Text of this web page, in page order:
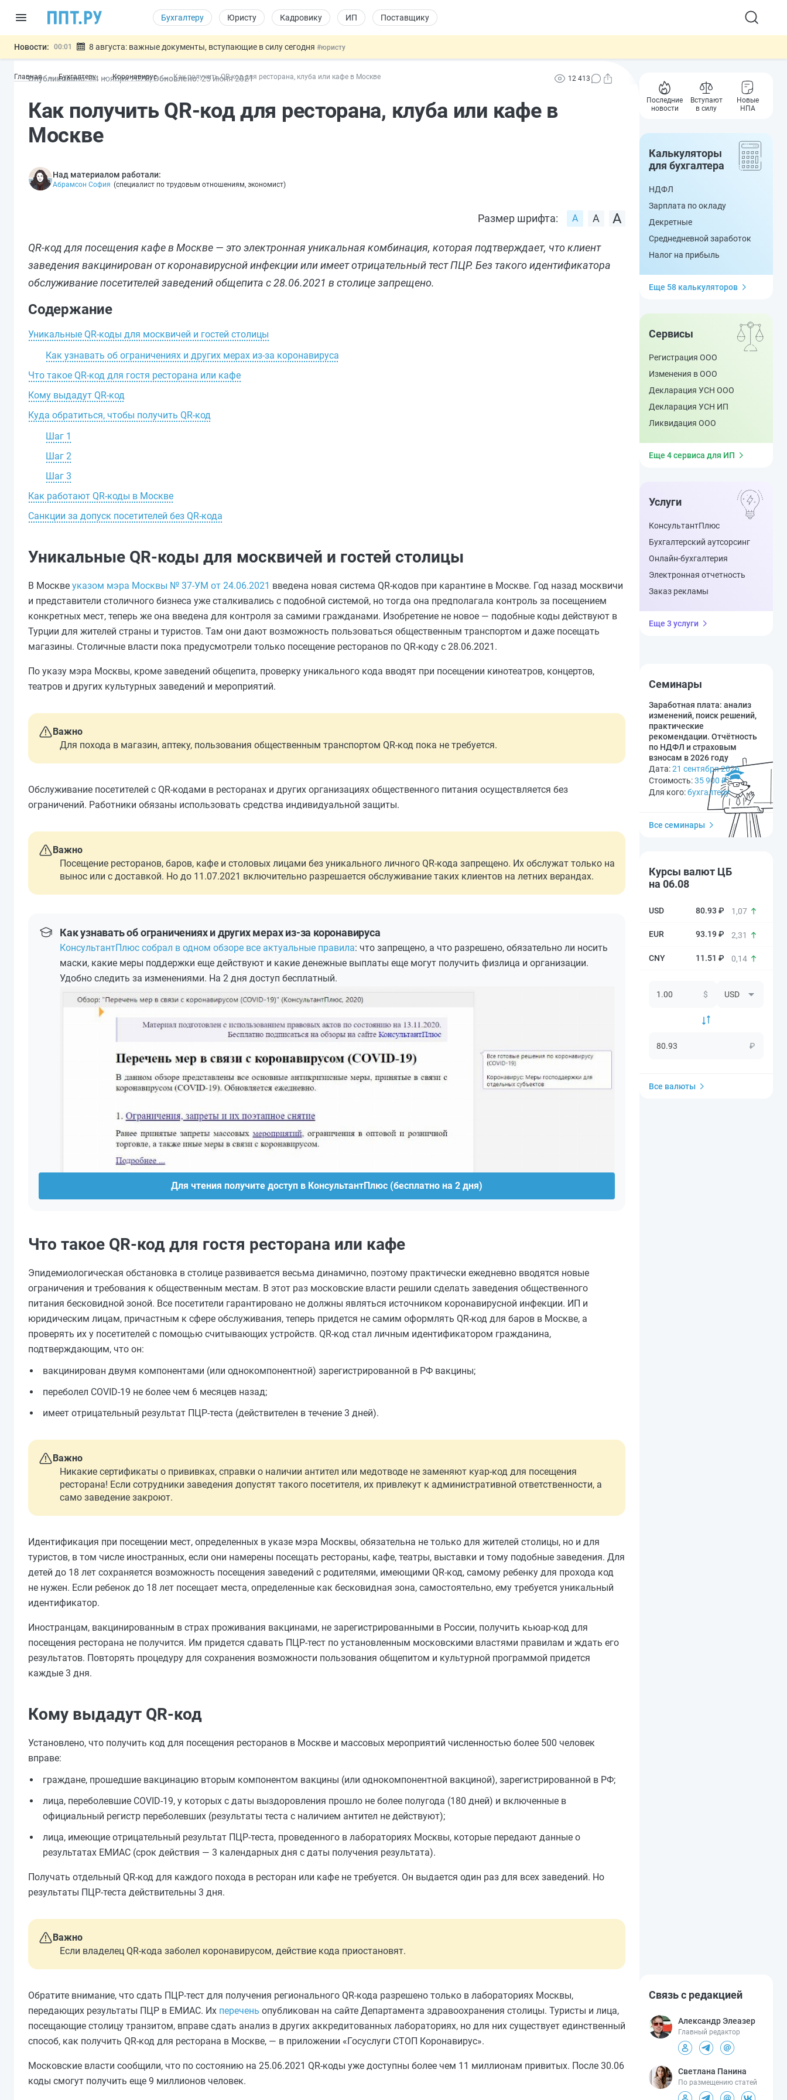
Бухгалтеру Юристу Кадровику ИП Поставщику
Новости: 00:01 8 августа: важные документы, вступающие в силу сегодня #юристу
07.08 Дистанционную работу беременных пропишут в ТК РФ#кадровику
07.08
Важно Разработают единые критерии трудовых и ГПХ-отношений#кадровику
Главная Бухгалтеру Коронавирус Как получить QR-код для ресторана, клуба или кафе в Москве
Опубликовано: 24 ноября2020 Обновлено: 25 июня2021 12 413
Как получить QR-код для ресторана, клуба или кафе в
Москве
Над материалом работали:
Абрамсон София (специалист по трудовым отношениям, экономист)
Размер шрифта:
QR-код для посещения кафе в Москве — это электронная уникальная комбинация, которая подтверждает, что клиент
заведения вакцинирован от коронавирусной инфекции или имеет отрицательный тест ПЦР. Без такого идентификатора
обслуживание посетителей заведений общепита с 28.06.2021 в столице запрещено.
Содержание
Уникальные QR-коды для москвичей и гостей столицы
Как узнавать об ограничениях и других мерах из-за коронавируса
Что такое QR-код для гостя ресторана или кафе
Кому выдадут QR-код
Куда обратиться, чтобы получить QR-код
Шаг 1
Шаг 2
Шаг 3
Как работают QR-коды в Москве
Санкции за допуск посетителей без QR-кода
Уникальные QR-коды для москвичей и гостей столицы
В Москве указом мэра Москвы № 37-УМ от 24.06.2021 введена новая система QR-кодов при карантине в Москве. Год назад москвичи
и представители столичного бизнеса уже сталкивались с подобной системой, но тогда она предполагала контроль за посещением
конкретных мест, теперь же она введена для контроля за самими гражданами. Изобретение не новое — подобные коды действуют в
Турции для жителей страны и туристов. Там они дают возможность пользоваться общественным транспортом и даже посещать
магазины. Столичные власти пока предусмотрели только посещение ресторанов по QR-коду с 28.06.2021.
По указу мэра Москвы, кроме заведений общепита, проверку уникального кода вводят при посещении кинотеатров, концертов,
театров и других культурных заведений и мероприятий.
Важно
Для похода в магазин, аптеку, пользования общественным транспортом QR-код пока не требуется.
Обслуживание посетителей с QR-кодами в ресторанах и других организациях общественного питания осуществляется без
ограничений. Работники обязаны использовать средства индивидуальной защиты.
Важно
Посещение ресторанов, баров, кафе и столовых лицами без уникального личного QR-кода запрещено. Их обслужат только на
вынос или с доставкой. Но до 11.07.2021 включительно разрешается обслуживание таких клиентов на летних верандах.
Как узнавать об ограничениях и других мерах из-за коронавируса
КонсультантПлюс собрал в одном обзоре все актуальные правила: что запрещено, а что разрешено, обязательно ли носить
маски, какие меры поддержки еще действуют и какие денежные выплаты еще могут получить физлица и организации.
Удобно следить за изменениями. На 2 дня доступ бесплатный.
Для чтения получите доступ в КонсультантПлюс (бесплатно на 2 дня)
Что такое QR-код для гостя ресторана или кафе
Эпидемиологическая обстановка в столице развивается весьма динамично, поэтому практически ежедневно вводятся новые
ограничения и требования к общественным местам. В этот раз московские власти решили сделать заведения общественного
питания бесковидной зоной. Все посетители гарантировано не должны являться источником коронавирусной инфекции. ИП и
юридическим лицам, причастным к сфере обслуживания, теперь придется не самим оформлять QR-код для баров в Москве, а
проверять их у посетителей с помощью считывающих устройств. QR-код стал личным идентификатором гражданина,
подтверждающим, что он:
вакцинирован двумя компонентами (или однокомпонентной) зарегистрированной в РФ вакцины;
переболел COVID-19 не более чем 6 месяцев назад;
имеет отрицательный результат ПЦР-теста (действителен в течение 3 дней).
Важно
Никакие сертификаты о прививках, справки о наличии антител или медотводе не заменяют куар-код для посещения
ресторана! Если сотрудники заведения допустят такого посетителя, их привлекут к административной ответственности, а
само заведение закроют.
Идентификация при посещении мест, определенных в указе мэра Москвы, обязательна не только для жителей столицы, но и для
туристов, в том числе иностранных, если они намерены посещать рестораны, кафе, театры, выставки и тому подобные заведения. Для
детей до 18 лет сохраняется возможность посещения заведений с родителями, имеющими QR-код, самому ребенку для прохода код
не нужен. Если ребенок до 18 лет посещает места, определенные как бесковидная зона, самостоятельно, ему требуется уникальный
идентификатор.
Иностранцам, вакцинированным в страх проживания вакцинами, не зарегистрированными в России, получить кьюар-код для
посещения ресторана не получится. Им придется сдавать ПЦР-тест по установленным московскими властями правилам и ждать его
результатов. Повторять процедуру для сохранения возможности пользования общепитом и культурной программой придется
каждые 3 дня.
Кому выдадут QR-код
Установлено, что получить код для посещения ресторанов в Москве и массовых мероприятий численностью более 500 человек
вправе:
граждане, прошедшие вакцинацию вторым компонентом вакцины (или однокомпонентной вакциной), зарегистрированной в РФ;
лица, переболевшие COVID-19, у которых с даты выздоровления прошло не более полугода (180 дней) и включенные в
официальный регистр переболевших (результаты теста с наличием антител не действуют);
лица, имеющие отрицательный результат ПЦР-теста, проведенного в лабораториях Москвы, которые передают данные о
результатах ЕМИАС (срок действия — 3 календарных дня с даты получения результата).
Получать отдельный QR-код для каждого похода в ресторан или кафе не требуется. Он выдается один раз для всех заведений. Но
результаты ПЦР-теста действительны 3 дня.
Важно
Если владелец QR-кода заболел коронавирусом, действие кода приостановят.
Обратите внимание, что сдать ПЦР-тест для получения регионального QR-кода разрешено только в лабораториях Москвы,
передающих результаты ПЦР в ЕМИАС. Их перечень опубликован на сайте Департамента здравоохранения столицы. Туристы и лица,
посещающие столицу транзитом, вправе сдать анализ в других аккредитованных лабораториях, но для них существует единственный
способ, как получить QR-код для ресторана в Москве, — в приложении «Госуслуги СТОП Коронавирус».
Московские власти сообщили, что по состоянию на 25.06.2021 QR-коды уже доступны более чем 11 миллионам привитых. После 30.06
коды смогут получить еще 9 миллионов человек.
Последние
новости
Вступают
в силу
Новые
НПА
Калькуляторы
для бухгалтера
НДФЛ
Зарплата по окладу
Декретные
Среднедневной заработок
Налог на прибыль
Еще 58 калькуляторов
Сервисы
Регистрация ООО
Изменения в ООО
Декларация УСН ООО
Декларация УСН ИП
Ликвидация ООО
Еще 4 сервиса для ИП
Услуги
КонсультантПлюс
Бухгалтерский аутсорсинг
Онлайн-бухгалтерия
Электронная отчетность
Заказ рекламы
Еще 3 услуги
Семинары
Заработная плата: анализ
изменений, поиск решений,
практические
рекомендации. Отчётность
по НДФЛ и страховым
взносам в 2026 году
Дата:21 сентября 2026
Стоимость:35 900 ₽
Для кого:бухгалтеру
Все семинары
Курсы валют ЦБ
на 06.08
80.93 ₽ 1,07
93.19 ₽ 2,31
11.51 ₽ 0,14
$
₽
Все валюты
Связь с редакцией
Александр Элеазер
Главный редактор
Светлана Панина
По размещению статей